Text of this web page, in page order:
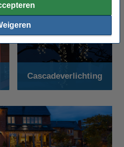
Cascadeverlichting